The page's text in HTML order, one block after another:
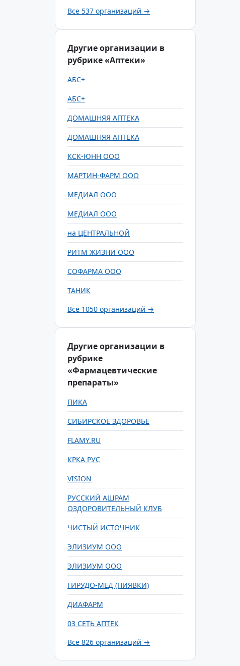
Все 537 организаций →
Другие организации в
рубрике «Аптеки»
АБС+
АБС+
ДОМАШНЯЯ АПТЕКА
ДОМАШНЯЯ АПТЕКА
КСК-ЮНН ООО
МАРТИН-ФАРМ ООО
МЕДИАЛ ООО
МЕДИАЛ ООО
на ЦЕНТРАЛЬНОЙ
РИТМ ЖИЗНИ ООО
СОФАРМА ООО
ТАНИК
Все 1050 организаций →
Другие организации в
рубрике
«Фармацевтические
препараты»
ПИКА
СИБИРСКОЕ ЗДОРОВЬЕ
FLAMY.RU
КРКА РУС
VISION
РУССКИЙ АШРАМ
ОЗДОРОВИТЕЛЬНЫЙ КЛУБ
ЧИСТЫЙ ИСТОЧНИК
ЭЛИЗИУМ ООО
ЭЛИЗИУМ ООО
ГИРУДО-МЕД (ПИЯВКИ)
ДИАФАРМ
03 СЕТЬ АПТЕК
Все 826 организаций →